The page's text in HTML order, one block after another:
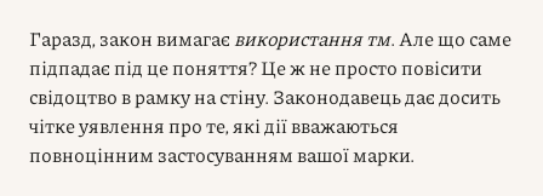
Гаразд, закон вимагає використання тм. Але що саме
підпадає під це поняття? Це ж не просто повісити
свідоцтво в рамку на стіну. Законодавець дає досить
чітке уявлення про те, які дії вважаються
повноцінним застосуванням вашої марки.